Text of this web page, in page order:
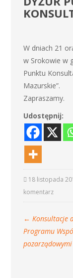
W dniach 21
w Srokowie w
Punktu
Mazurskie”.
Zapraszamy.
Udostępnij:
18 listopada
komentarz
← Konsultacje
Programu